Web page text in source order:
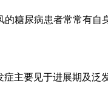
糖尿病患者常常有自
主要见于进展期及泛